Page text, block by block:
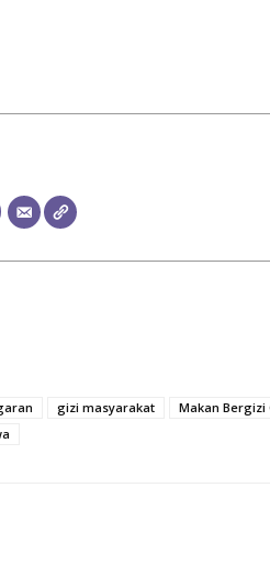
gizi masyarakat
Makan Bergizi